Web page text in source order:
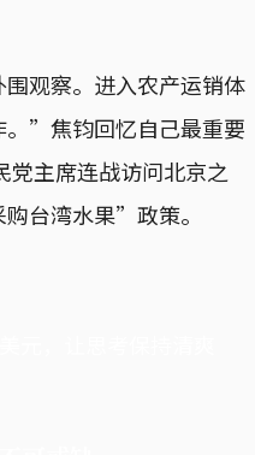
观察。进入农产运销体
。”焦钧回忆自己最重要
党主席连战访问北京之
台湾水果”政策。